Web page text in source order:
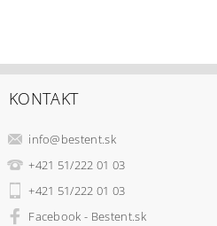
KONTAKT
info@bestent.sk
+421 51/222 01 03
+421 51/222 01 03
Facebook - Bestent.sk